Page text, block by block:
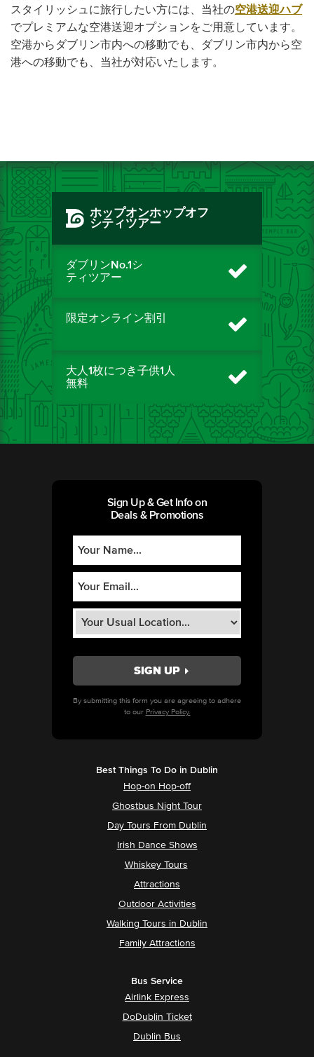
スタイリッシュに旅行したい方には、当社の空港送迎ハブ
でプレミアムな空港送迎オプションをご用意しています。
空港からダブリン市内への移動でも、ダブリン市内から空
港への移動でも、当社が対応いたします。
ホップオンホップオフ
シティツアー
ダブリンNo.1シ
ティツアー
限定オンライン割引
大人1枚につき子供1人
無料
Sign Up & Get Info on
Deals & Promotions
By submitting this form you are agreeing to adhere
to our Privacy Policy.
Best Things To Do in Dublin
Hop-on Hop-off
Ghostbus Night Tour
Day Tours From Dublin
Irish Dance Shows
Whiskey Tours
Attractions
Outdoor Activities
Walking Tours in Dublin
Family Attractions
Bus Service
Airlink Express
DoDublin Ticket
Dublin Bus